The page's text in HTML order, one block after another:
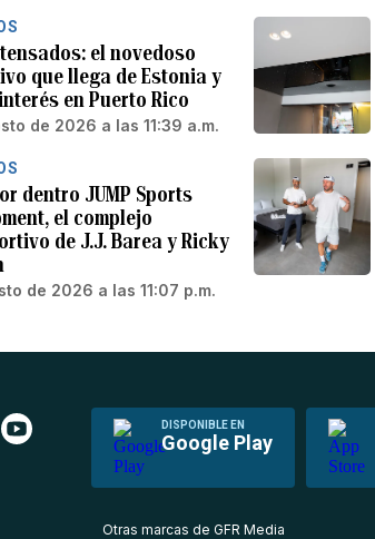
el novedoso
que llega de Estonia y
en Puerto Rico
de 2026 a las 11:39 a.m.
dentro JUMP Sports
el complejo
de J.J. Barea y Ricky
de 2026 a las 11:07 p.m.
DISPONIBLE EN
Google Play
Otras marcas de GFR Media